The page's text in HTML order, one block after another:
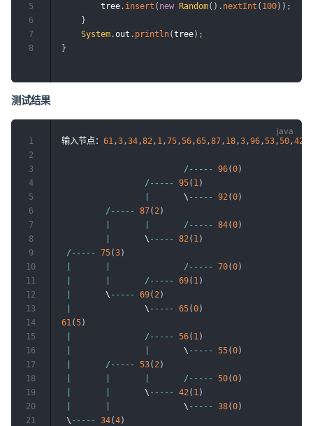
        tree
. insert ( new Random( ) . nextInt ( 100) ) ;
}
System .out . println(tree) ;
}
5
6
7
8
测试结果
输入节点： 61 ,3 ,34 ,82 , 1 ,75 ,56 ,65 ,87 , 18 ,3 ,96 ,53 ,50 ,42
/ -- -- - 96(0)
/ -- -- - 95( 1 )
       \
-- -- - 92 (0)
/ -- -- - 87( 2 )
/ -- -- - 84(0)
       \
-- -- - 82 ( 1 )
/ -- -- - 75(3)
/ -- -- - 70(0)
/ -- -- - 69( 1 )
       \
-- -- - 69( 2 )
               \
-- -- - 65(0)
61 (5)
/ -- -- - 56( 1 )
       \
-- -- - 55(0)
/ -- -- - 53( 2 )
/ -- -- - 50(0)
       \
-- -- - 42 ( 1 )
               \
-- -- - 38(0)
\ -- -- - 34(4)
1
2
3
4
5
6
7
8
9
10
11
12
13
14
15
16
17
18
19
20
21